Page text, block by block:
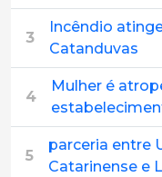
3
Incêndio
Catanduvas
4
Mulher é
5
parceria entre
Catarinense e